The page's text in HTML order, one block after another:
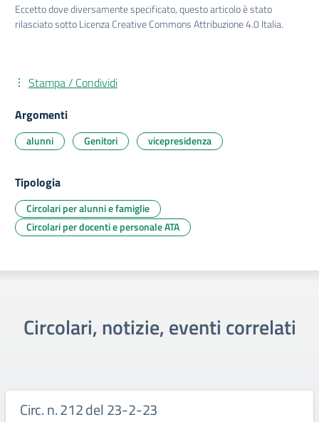
Eccetto dove diversamente specificato, questo articolo è stato
rilasciato sotto Licenza Creative Commons Attribuzione 4.0 Italia.
Stampa / Condividi
Argomenti
alunni Genitori vicepresidenza
Tipologia
Circolari per alunni e famiglie
Circolari per docenti e personale ATA
Circolari, notizie, eventi correlati
Circ. n. 212 del 23-2-23